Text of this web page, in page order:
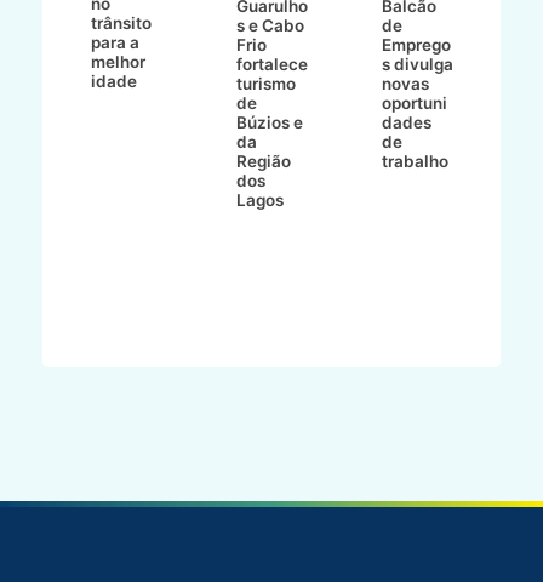
trânsito
para a
melhor
idade
Guarulho
s e Cabo
Frio
fortalece
turismo
de
Búzios e
da
Região
dos
Lagos
Balcão
de
Emprego
s divulga
novas
oportuni
dades
de
trabalho